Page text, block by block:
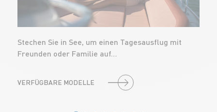
Stechen Sie in See, um einen Tagesausflug mit
Freunden oder Familie auf…
VERFÜGBARE MODELLE